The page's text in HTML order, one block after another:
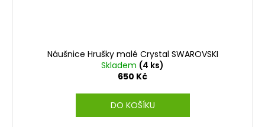
Náušnice Hrušky malé Crystal SWAROVSKI
Skladem (4 ks)
650 Kč
DO KOŠÍKU